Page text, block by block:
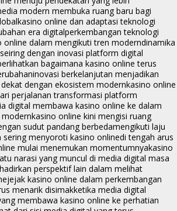
modern membuka ruang baru bagi
kasino online dan adaptasi teknologi
era digitalperkembangan teknologi
online dalam mengikuti tren moderndinamika
dengan inovasi platform digital
bagaimana kasino online terus
inovasi berkelanjutan menjadikan
dengan ekosistem modernkasino online
perjalanan transformasi platform
digital membawa kasino online ke dalam
kasino online kini mengisi ruang
sudut pandang berbedamengikuti laju
sering menyoroti kasino onlinedi tengah arus
mulai menemukan momentumnyakasino
narasi yang muncul di media digital masa
perspektif lain dalam melihat
jejak kasino online dalam perkembangan
menarik disimakketika media digital
membawa kasino online ke perhatian